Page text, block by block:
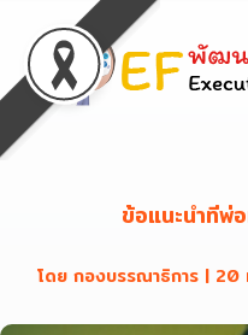
ข้อแนะนำที่พ่
โดย กองบรรณาธิการ| 20